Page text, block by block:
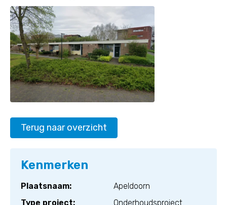
Terug naar overzicht
Kenmerken
Plaatsnaam:
Apeldoorn
Type project:
Onderhoudsproject